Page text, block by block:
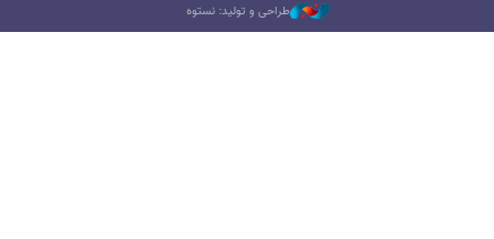
طراحی و تولید: نستوه